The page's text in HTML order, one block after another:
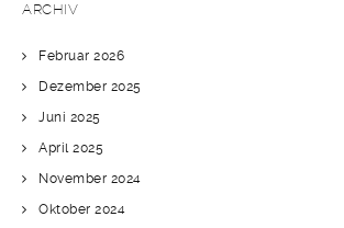
ARCHIV
Februar 2026
Dezember 2025
Juni 2025
April 2025
November 2024
Oktober 2024